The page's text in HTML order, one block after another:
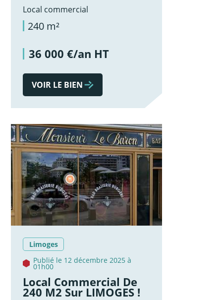
Local commercial
240 m²
36 000 €/an HT
VOIR LE BIEN
Limoges
Publié le 12 décembre 2025 à
01h00
Local Commercial De
240 M2 Sur LIMOGES !